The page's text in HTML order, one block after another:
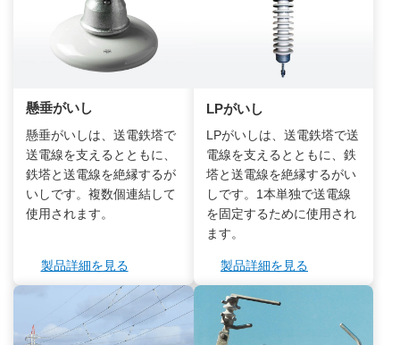
懸垂がいし
懸垂がいしは、送電鉄塔で
送電線を支えるとともに、
鉄塔と送電線を絶縁するが
いしです。複数個連結して
使用されます。
製品詳細を見る
LPがいし
LPがいしは、送電鉄塔で送
電線を支えるとともに、鉄
塔と送電線を絶縁するがい
しです。1本単独で送電線
を固定するために使用され
ます。
製品詳細を見る